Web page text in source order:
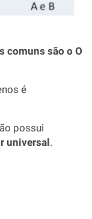
comuns são o O
é
possui
universal.